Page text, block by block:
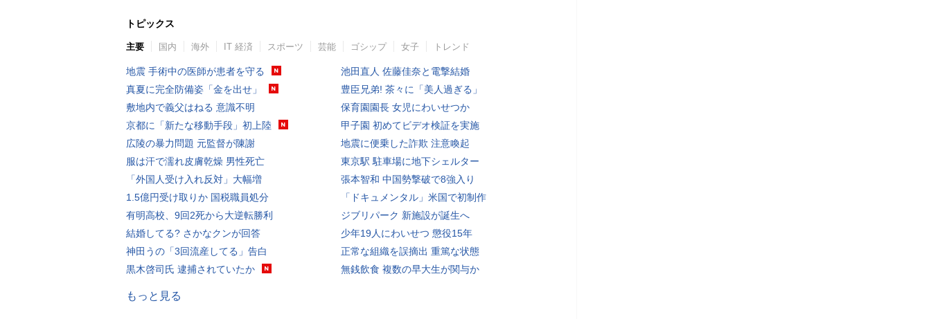
トピックス
主要 国内 海外 IT 経済 スポーツ 芸能 ゴシップ 女子 トレンド
地震 手術中の医師が患者を守る
真夏に完全防備姿「金を出せ」
敷地内で義父はねる 意識不明
京都に「新たな移動手段」初上陸
広陵の暴力問題 元監督が陳謝
服は汗で濡れ皮膚乾燥 男性死亡
「外国人受け入れ反対」大幅増
1.5億円受け取りか 国税職員処分
有明高校、9回2死から大逆転勝利
結婚してる? さかなクンが回答
神田うの「3回流産してる」告白
黒木啓司氏 逮捕されていたか
池田直人 佐藤佳奈と電撃結婚
豊臣兄弟! 茶々に「美人過ぎる」
保育園園長 女児にわいせつか
甲子園 初めてビデオ検証を実施
地震に便乗した詐欺 注意喚起
東京駅 駐車場に地下シェルター
張本智和 中国勢撃破で8強入り
「ドキュメンタル」米国で初制作
ジブリパーク 新施設が誕生へ
少年19人にわいせつ 懲役15年
正常な組織を誤摘出 重篤な状態
無銭飲食 複数の早大生が関与か
もっと見る